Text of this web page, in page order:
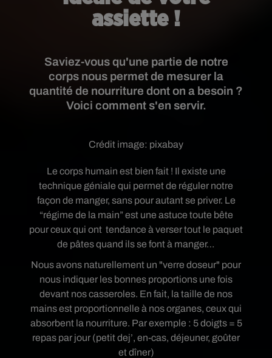
assiette !
Saviez-vous qu'une partie de notre
corps nous permet de mesurer la
quantité de nourriture dont on a besoin ?
Voici comment s'en servir.
Crédit image: pixabay
Le corps humain est bien fait ! Il existe une
technique géniale qui permet de réguler notre
façon de manger, sans pour autant se priver. Le
“régime de la main” est une astuce toute bête
pour ceux qui ont tendance à verser tout le paquet
de pâtes quand ils se font à manger…
Nous avons naturellement un "verre doseur" pour
nous indiquer les bonnes proportions une fois
devant nos casseroles. En fait, la taille de nos
mains est proportionnelle à nos organes, ceux qui
absorbent la nourriture. Par exemple : 5 doigts = 5
repas par jour (petit dej’, en-cas, déjeuner, goûter
et dîner)